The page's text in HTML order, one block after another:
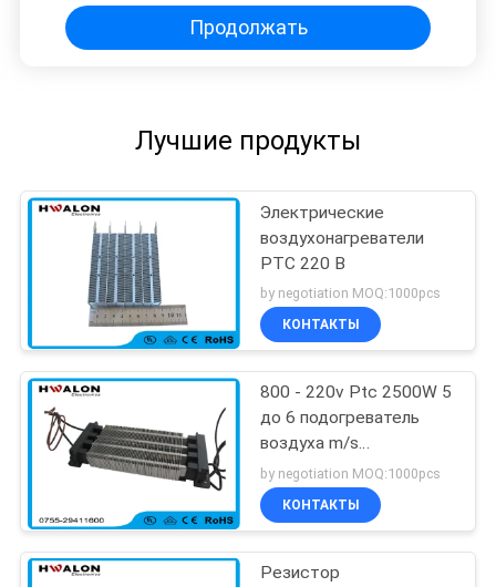
Продолжать
Лучшие продукты
Электрические
воздухонагреватели
PTC 220 В
by negotiation MOQ:1000pcs
КОНТАКТЫ
800 - 220v Ptc 2500W 5
до 6 подогреватель
воздуха m/s
керамический для
автоматического
кондиционера
by negotiation MOQ:1000pcs
КОНТАКТЫ
Резистор